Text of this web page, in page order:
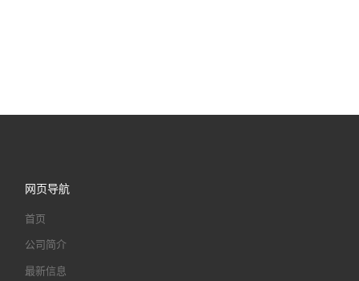
网页导航
首页
公司简介
最新信息